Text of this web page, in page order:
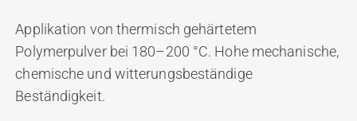
Applikation von thermisch gehärtetem
Polymerpulver bei 180–200 °C. Hohe mechanische,
chemische und witterungsbeständige
Beständigkeit.